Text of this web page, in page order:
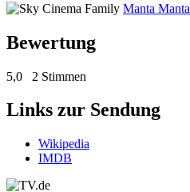
Manta Manta
Bewertung
5,0 2 Stimmen
Links zur Sendung
Wikipedia
IMDB